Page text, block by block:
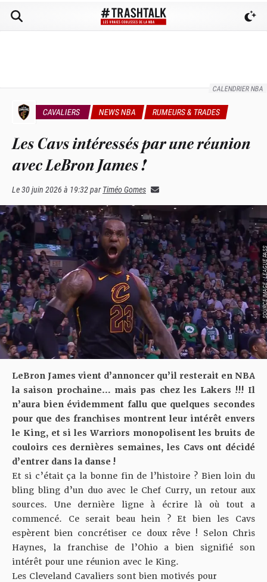
CALENDRIER NBA
CAVALIERS NEWS NBA RUMEURS & TRADES
Les Cavs intéressés par une réunion
avec LeBron James !
Le30 juin 2026 à 19:32par Timéo Gomes
SOURCE
LeBron James vient d’annoncer qu’il resterait en NBA
la saison prochaine… mais pas chez les Lakers !!! Il
n’aura bien évidemment fallu que quelques secondes
pour que des franchises montrent leur intérêt envers
le King, et si les Warriors monopolisent les bruits de
couloirs ces dernières semaines, les Cavs ont décidé
d’entrer dans la danse !
Et si c’était ça la bonne fin de l’histoire ? Bien loin du
bling bling d’un duo avec le Chef Curry, un retour aux
sources. Une dernière ligne à écrire là où tout a
commencé. Ce serait beau hein ? Et bien les Cavs
espèrent bien concrétiser ce doux rêve ! Selon Chris
Haynes, la franchise de l’Ohio a bien signifié son
intérêt pour une réunion avec le King.
Les Cleveland Cavaliers sont bien motivés pour